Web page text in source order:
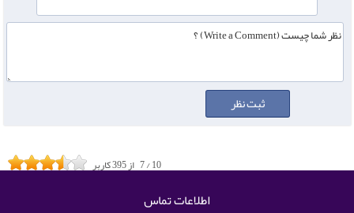
7/10 از395کاربر
اطلاعات تماس